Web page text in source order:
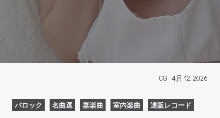
CG -4月 12, 2026
バロック 名曲選 器楽曲 室内楽曲 通販レコード